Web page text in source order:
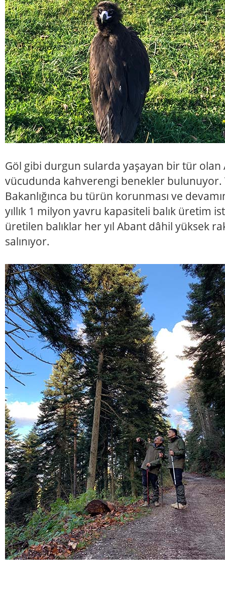
Göl gibi durgun sularda yaşayan bir tür olan
vücudunda kahverengi benekler bulunuyor.
Bakanlığınca bu türün korunması ve
yıllık 1 milyon yavru kapasiteli balık üretim
üretilen balıklar her yıl Abant dâhil yüksek
salınıyor.